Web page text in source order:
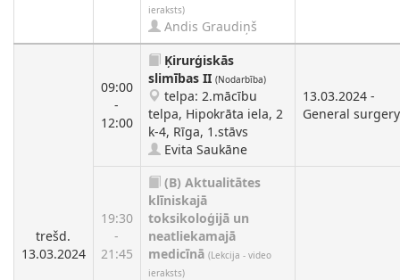
ieraksts)
Andis Graudiņš
trešd.
13.03.2024
09:00
-
12:00
Ķirurģiskās
slimības II (Nodarbība)
telpa: 2.mācību
telpa, Hipokrāta iela, 2
k-4, Rīga, 1.stāvs
Evita Saukāne
13.03.2024 -
General
19:30
-
21:45
(B) Aktualitātes
klīniskajā
toksikoloģijā un
neatliekamajā
medicīnā (Lekcija - video
ieraksts)